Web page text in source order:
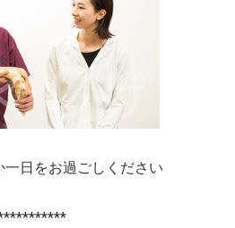
一日をお過ごしください